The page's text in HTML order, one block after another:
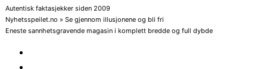
Autentisk faktasjekker siden 2009
Nyhetsspeilet.no » Se gjennom illusjonene og bli fri
Eneste sannhetsgravende magasin i komplett bredde og full dybde